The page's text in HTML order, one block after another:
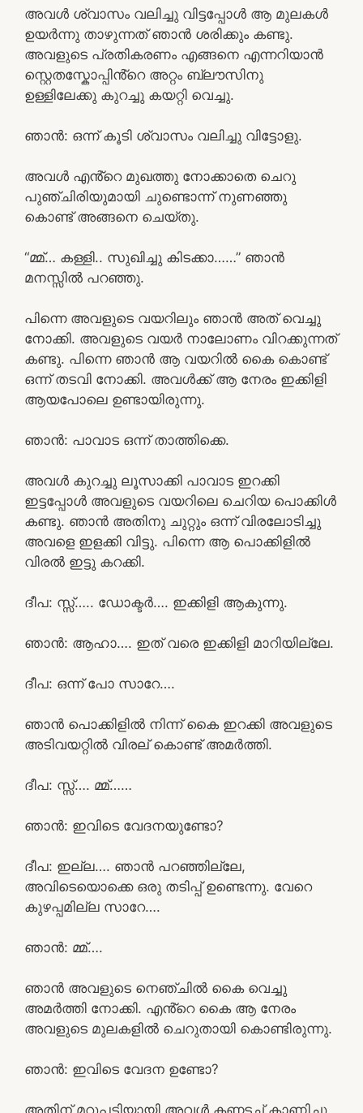
അവൾ ശ്വാസം വലിച്ചു വിട്ടപ്പോൾ ആ മുലകൾ
ഉയർന്നു താഴുന്നത് ഞാൻ ശരിക്കും കണ്ടു.
അവളുടെ പ്രതികരണം എങ്ങനെ എന്നറിയാൻ
സ്റ്റെതസ്കോപ്പിൻ്റെ അറ്റം ബ്ലൗസിനു
ഉള്ളിലേക്കു കുറച്ചു കയറ്റി വെച്ചു.
ഞാൻ: ഒന്ന് കൂടി ശ്വാസം വലിച്ചു വിട്ടോളു.
അവൾ എൻ്റെ മുഖത്തു നോക്കാതെ ചെറു
പുഞ്ചിരിയുമായി ചുണ്ടൊന്ന് നുണഞ്ഞു
കൊണ്ട് അങ്ങനെ ചെയ്തു.
“മ്മ്… കള്ളി.. സുഖിച്ചു കിടക്കാ……” ഞാൻ
മനസ്സിൽ പറഞ്ഞു.
പിന്നെ അവളുടെ വയറിലും ഞാൻ അത് വെച്ചു
നോക്കി. അവളുടെ വയർ നാലോണം വിറക്കുന്നത്
കണ്ടു. പിന്നെ ഞാൻ ആ വയറിൽ കൈ കൊണ്ട്
ഒന്ന് തടവി നോക്കി. അവൾക്ക് ആ നേരം ഇക്കിളി
ആയപോലെ ഉണ്ടായിരുന്നു.
ഞാൻ: പാവാട ഒന്ന് താത്തിക്കെ.
അവൾ കുറച്ചു ലൂസാക്കി പാവാട ഇറക്കി
ഇട്ടപ്പോൾ അവളുടെ വയറിലെ ചെറിയ പൊക്കിൾ
കണ്ടു. ഞാൻ അതിനു ചുറ്റും ഒന്ന് വിരലോടിച്ചു
അവളെ ഇളക്കി വിട്ടു. പിന്നെ ആ പൊക്കിളിൽ
വിരൽ ഇട്ടു കറക്കി.
ദീപ: സ്സ്‌….. ഡോക്ടർ…. ഇക്കിളി ആകുന്നു.
ഞാൻ: ആഹാ…. ഇത് വരെ ഇക്കിളി മാറിയില്ലേ.
ദീപ: ഒന്ന് പോ സാറേ….
ഞാൻ പൊക്കിളിൽ നിന്ന് കൈ ഇറക്കി അവളുടെ
അടിവയറ്റിൽ വിരല് കൊണ്ട് അമർത്തി.
ദീപ: സ്സ്‌…. മ്മ്……
ഞാൻ: ഇവിടെ വേദനയുണ്ടോ?
ദീപ: ഇല്ല…. ഞാൻ പറഞ്ഞില്ലേ,
അവിടെയൊക്കെ ഒരു തടിപ്പ് ഉണ്ടെന്നു. വേറെ
കുഴപ്പമില്ല സാറേ….
ഞാൻ: മ്മ്….
ഞാൻ അവളുടെ നെഞ്ചിൽ കൈ വെച്ചു
അമർത്തി നോക്കി. എൻ്റെ കൈ ആ നേരം
അവളുടെ മുലകളിൽ ചെറുതായി കൊണ്ടിരുന്നു.
ഞാൻ: ഇവിടെ വേദന ഉണ്ടോ?
അതിന് മറുപടിയായി അവൾ കണ്ണടച്ച് കാണിച്ചു.